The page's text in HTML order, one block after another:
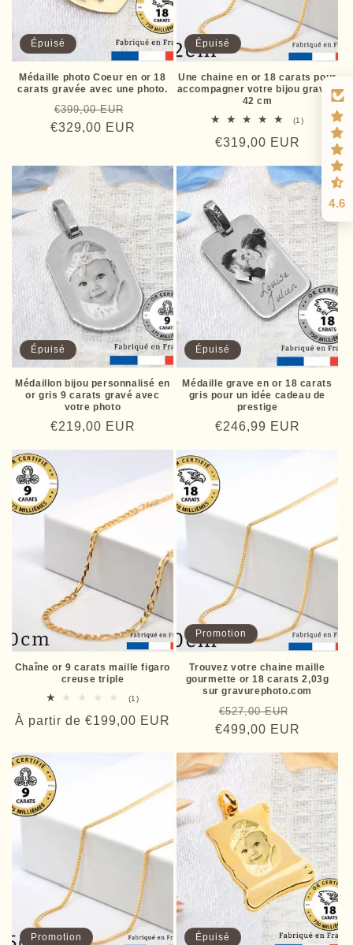
Épuisé
Médaille photo Coeur en or 18
carats gravée avec une photo.
Prix
habituel
€399,00 EUR
promotionnel
€329,00 EUR
Épuisé
Une chaine en or 18 carats pour
accompagner votre bijou grave -
42 cm
(1)1
critiques
Prix
€319,00 EUR
Épuisé
Médaillon bijou personnalisé en
or gris 9 carats gravé avec
votre photo
Prix
€219,00 EUR
Épuisé
Médaille grave en or 18 carats
gris pour un idée cadeau de
prestige
Prix
€246,99 EUR
Chaîne or 9 carats maille figaro
creuse triple
(1)1
des
Prix
À partir de €199,00 EUR
Promotion
Trouvez votre chaine maille
gourmette or 18 carats 2,03g
sur gravurephoto.com
Prix
habituel
€527,00 EUR
€499,00 EUR
Promotion Épuisé
4.6